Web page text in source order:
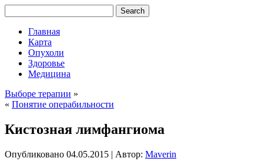
Главная
Карта
Опухоли
Здоровье
Медицина
Выборе терапии »
« Понятие операбильности
Кистозная лимфангиома
Опубликовано 04.05.2015 | Автор: Maverin